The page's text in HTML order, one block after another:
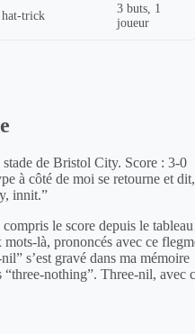
hat-trick
3 buts, 1
joueur
de Bristol City. Score : 3-0
à côté de moi se retourne et dit,
innit.”
le score depuis le tableau
là, prononcés avec ce
s’est gravé dans ma mémoire
“three-nothing”. Three-nil, avec